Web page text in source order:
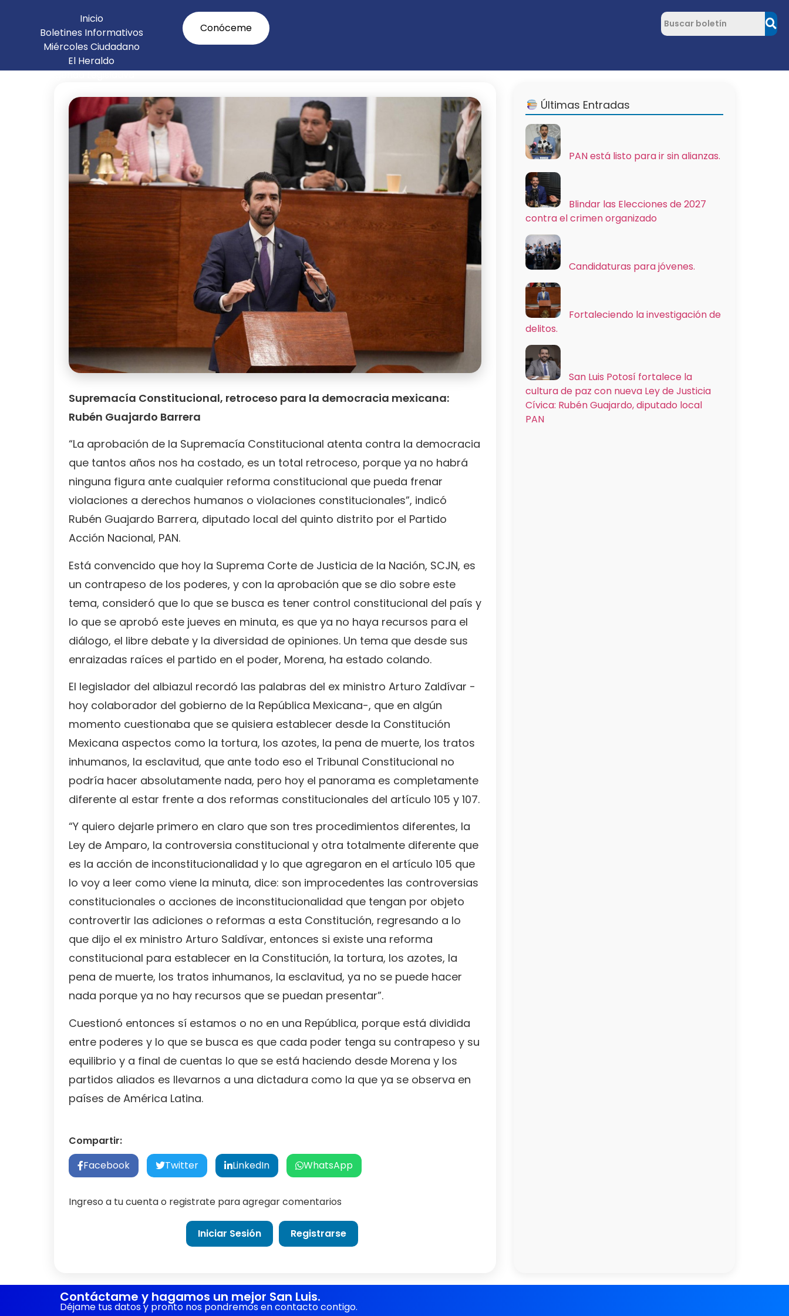
Inicio
Boletines Informativos
Miércoles Ciudadano
El Heraldo
Agenda Legislativa
Conóceme
Supremacía Constitucional, retroceso para la democracia mexicana:
Rubén Guajardo Barrera
“La aprobación de la Supremacía Constitucional atenta contra la democracia
que tantos años nos ha costado, es un total retroceso, porque ya no habrá
ninguna figura ante cualquier reforma constitucional que pueda frenar
violaciones a derechos humanos o violaciones constitucionales”, indicó
Rubén Guajardo Barrera, diputado local del quinto distrito por el Partido
Acción Nacional, PAN.
Está convencido que hoy la Suprema Corte de Justicia de la Nación, SCJN, es
un contrapeso de los poderes, y con la aprobación que se dio sobre este
tema, consideró que lo que se busca es tener control constitucional del país y
lo que se aprobó este jueves en minuta, es que ya no haya recursos para el
diálogo, el libre debate y la diversidad de opiniones. Un tema que desde sus
enraizadas raíces el partido en el poder, Morena, ha estado colando.
El legislador del albiazul recordó las palabras del ex ministro Arturo Zaldívar -
hoy colaborador del gobierno de la República Mexicana-, que en algún
momento cuestionaba que se quisiera establecer desde la Constitución
Mexicana aspectos como la tortura, los azotes, la pena de muerte, los tratos
inhumanos, la esclavitud, que ante todo eso el Tribunal Constitucional no
podría hacer absolutamente nada, pero hoy el panorama es completamente
diferente al estar frente a dos reformas constitucionales del artículo 105 y 107.
“Y quiero dejarle primero en claro que son tres procedimientos diferentes, la
Ley de Amparo, la controversia constitucional y otra totalmente diferente que
es la acción de inconstitucionalidad y lo que agregaron en el artículo 105 que
lo voy a leer como viene la minuta, dice: son improcedentes las controversias
constitucionales o acciones de inconstitucionalidad que tengan por objeto
controvertir las adiciones o reformas a esta Constitución, regresando a lo
que dijo el ex ministro Arturo Saldívar, entonces si existe una reforma
constitucional para establecer en la Constitución, la tortura, los azotes, la
pena de muerte, los tratos inhumanos, la esclavitud, ya no se puede hacer
nada porque ya no hay recursos que se puedan presentar”.
Cuestionó entonces sí estamos o no en una República, porque está dividida
entre poderes y lo que se busca es que cada poder tenga su contrapeso y su
equilibrio y a final de cuentas lo que se está haciendo desde Morena y los
partidos aliados es llevarnos a una dictadura como la que ya se observa en
países de América Latina.
Compartir:
Facebook
Twitter LinkedIn WhatsApp
Ingreso a tu cuenta o registrate para agregar comentarios
Iniciar Sesión Registrarse
Últimas Entradas
PAN está listo para ir sin alianzas.
Blindar las Elecciones de 2027
contra el crimen organizado
Candidaturas para jóvenes.
Fortaleciendo la investigación de
delitos.
San Luis Potosí fortalece la
cultura de paz con nueva Ley de Justicia
Cívica: Rubén Guajardo, diputado local
PAN
Contáctame y hagamos un mejor San Luis.
Déjame tus datos y pronto nos pondremos en contacto contigo.